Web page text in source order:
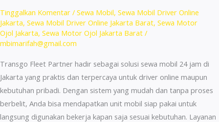
Irit
BBM!
Tinggalkan Komentar / Sewa Mobil, Sewa Mobil Driver Online
Jakarta, Sewa Mobil Driver Online Jakarta Barat, Sewa Motor
Ojol Jakarta, Sewa Motor Ojol Jakarta Barat /
mbimarifah@gmail.com
Transgo Fleet Partner hadir sebagai solusi sewa mobil 24 jam di
Jakarta yang praktis dan terpercaya untuk driver online maupun
kebutuhan pribadi. Dengan sistem yang mudah dan tanpa proses
berbelit, Anda bisa mendapatkan unit mobil siap pakai untuk
langsung digunakan bekerja kapan saja sesuai kebutuhan. Layanan